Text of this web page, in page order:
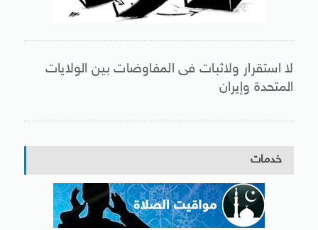
لا استقرار ولاثبات فى المفاوضات بين الولايات
المتحدة وإيران
خدمات